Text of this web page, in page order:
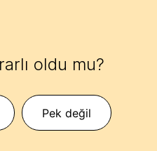
oldu mu?
Pek değil